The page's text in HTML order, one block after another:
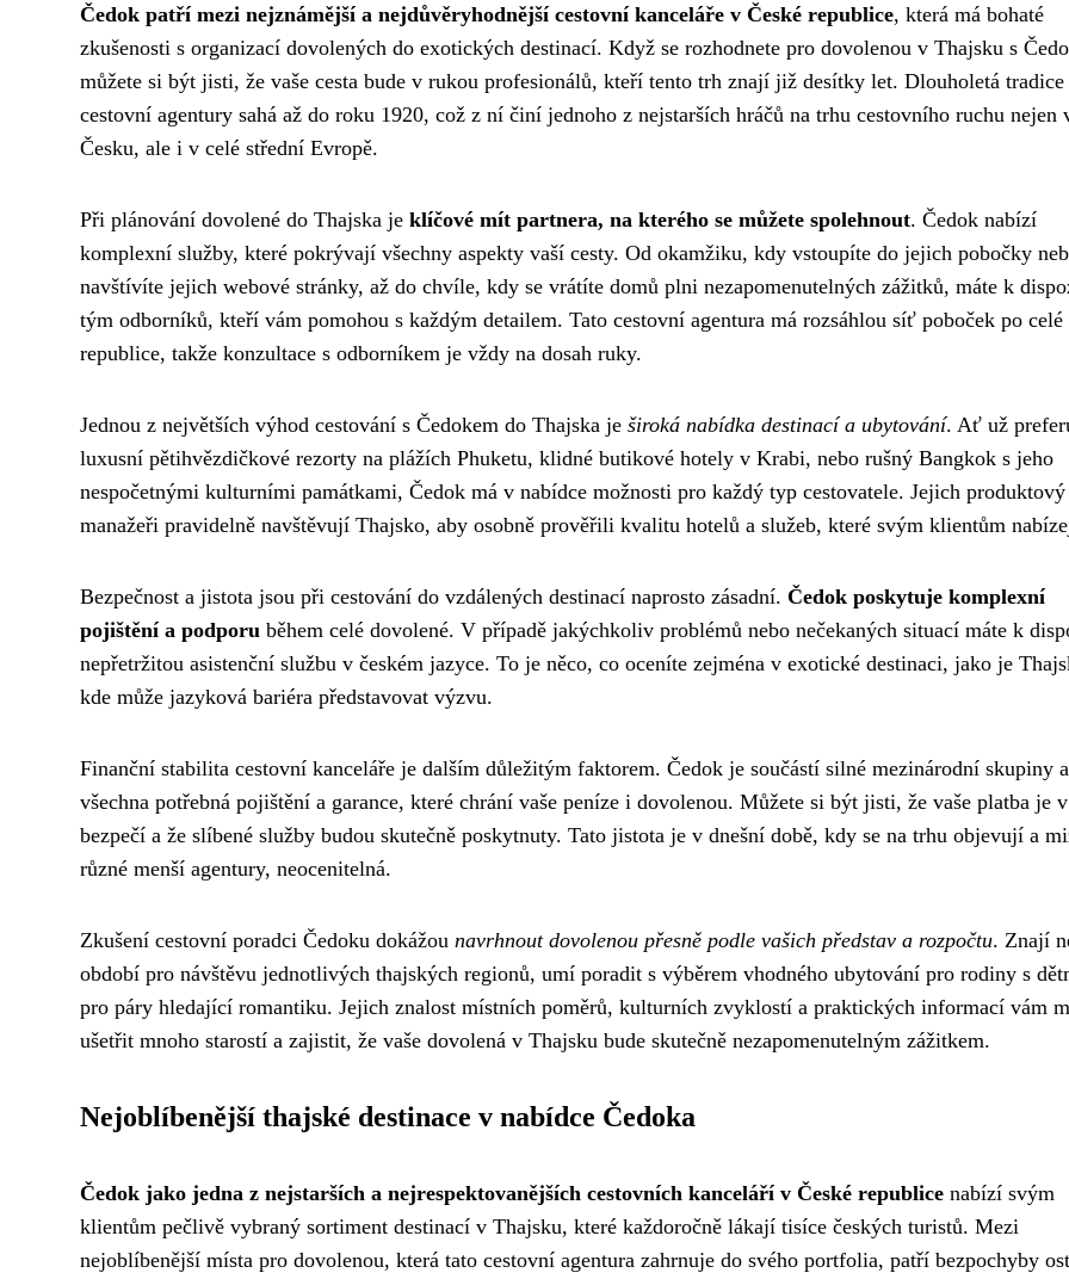
Čedok patří mezi nejznámější a nejdůvěryhodnější cestovní kanceláře v České republice, která má bohaté
zkušenosti s organizací dovolených do exotických destinací. Když se rozhodnete pro dovolenou v Thajsku s
můžete si být jisti, že vaše cesta bude v rukou profesionálů, kteří tento trh znají již desítky let. Dlouholetá tradice
cestovní agentury sahá až do roku 1920, což z ní činí jednoho z nejstarších hráčů na trhu cestovního ruchu nejen
Česku, ale i v celé střední Evropě.
Při plánování dovolené do Thajska je klíčové mít partnera, na kterého se můžete spolehnout. Čedok nabízí
komplexní služby, které pokrývají všechny aspekty vaší cesty. Od okamžiku, kdy vstoupíte do jejich pobočky
navštívíte jejich webové stránky, až do chvíle, kdy se vrátíte domů plni nezapomenutelných zážitků, máte k
tým odborníků, kteří vám pomohou s každým detailem. Tato cestovní agentura má rozsáhlou síť poboček po celé
republice, takže konzultace s odborníkem je vždy na dosah ruky.
Jednou z největších výhod cestování s Čedokem do Thajska je široká nabídka destinací a ubytování. Ať už
luxusní pětihvězdičkové rezorty na plážích Phuketu, klidné butikové hotely v Krabi, nebo rušný Bangkok s jeho
nespočetnými kulturními památkami, Čedok má v nabídce možnosti pro každý typ cestovatele. Jejich produktový
manažeři pravidelně navštěvují Thajsko, aby osobně prověřili kvalitu hotelů a služeb, které svým klientům
Bezpečnost a jistota jsou při cestování do vzdálených destinací naprosto zásadní. Čedok poskytuje komplexní
pojištění a podporu během celé dovolené. V případě jakýchkoliv problémů nebo nečekaných situací máte k
nepřetržitou asistenční službu v českém jazyce. To je něco, co oceníte zejména v exotické destinaci, jako je
kde může jazyková bariéra představovat výzvu.
Finanční stabilita cestovní kanceláře je dalším důležitým faktorem. Čedok je součástí silné mezinárodní skupiny
všechna potřebná pojištění a garance, které chrání vaše peníze i dovolenou. Můžete si být jisti, že vaše platba je v
bezpečí a že slíbené služby budou skutečně poskytnuty. Tato jistota je v dnešní době, kdy se na trhu objevují a
různé menší agentury, neocenitelná.
Zkušení cestovní poradci Čedoku dokážou navrhnout dovolenou přesně podle vašich představ a rozpočtu. Znají
období pro návštěvu jednotlivých thajských regionů, umí poradit s výběrem vhodného ubytování pro rodiny s
pro páry hledající romantiku. Jejich znalost místních poměrů, kulturních zvyklostí a praktických informací vám
ušetřit mnoho starostí a zajistit, že vaše dovolená v Thajsku bude skutečně nezapomenutelným zážitkem.
Nejoblíbenější thajské destinace v nabídce Čedoka
Čedok jako jedna z nejstarších a nejrespektovanějších cestovních kanceláří v České republice nabízí svým
klientům pečlivě vybraný sortiment destinací v Thajsku, které každoročně lákají tisíce českých turistů. Mezi
nejoblíbenější místa pro dovolenou, která tato cestovní agentura zahrnuje do svého portfolia, patří bezpochyby